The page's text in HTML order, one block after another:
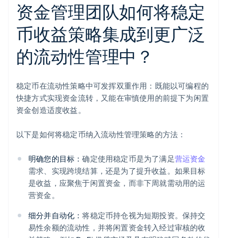
资金管理团队如何将稳定
币收益策略集成到更广泛
的流动性管理中？
稳定币在流动性策略中可发挥双重作用：既能以可编程的
快捷方式实现资金流转，又能在审慎使用的前提下为闲置
资金创造适度收益。
以下是如何将稳定币纳入流动性管理策略的方法：
明确您的目标：确定使用稳定币是为了满足营运资金
需求、实现跨境结算，还是为了提升收益。如果目标
是收益，应聚焦于闲置资金，而非下周就需动用的运
营资金。
细分并自动化：将稳定币持仓视为短期投资。保持交
易性余额的流动性，并将闲置资金转入经过审核的收